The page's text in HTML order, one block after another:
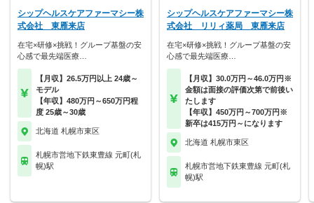
シップヘルスケアファーマシー株
式会社 東雁来店
在宅×研修×挑戦！グループ基盤の安
心感で最先端医療…
【月収】26.5万円以上 24歳～
モデル
【年収】480万円～650万円程
度 25歳～30歳
北海道 札幌市東区
札幌市営地下鉄東豊線 元町(札
幌)駅
シップヘルスケアファーマシー株
式会社 リリィ薬局 東雁来店
在宅×研修×挑戦！グループ基盤の安
心感で最先端医療…
【月収】30.0万円～46.0万円※
金額は面接の評価次第で前後い
たします
【年収】450万円～700万円※
新卒は415万円～になります
北海道 札幌市東区
札幌市営地下鉄東豊線 元町(札
幌)駅